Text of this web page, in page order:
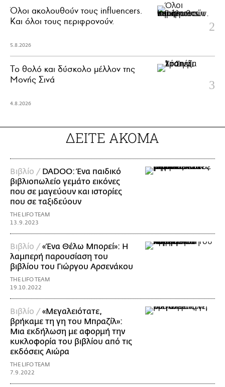
Όλοι ακολουθούν τους influencers.
Και όλοι τους περιφρονούν.
5.8.2026
Το θολό και δύσκολο μέλλον της
Μονής Σινά
4.8.2026
ΔΕΙΤΕ ΑΚΟΜΑ
Βιβλίο / DADOO: Ένα παιδικό
βιβλιοπωλείο γεμάτο εικόνες
που σε μαγεύουν και ιστορίες
που σε ταξιδεύουν
THE LIFO TEAM
13.9.2023
Βιβλίο /«Ένα Θέλω Μπορεί»: Η
λαμπερή παρουσίαση του
βιβλίου του Γιώργου Αρσενάκου
THE LIFO TEAM
19.10.2022
Βιβλίο /«Μεγαλειότατε,
βρήκαμε τη γη του Μπραζίλ»:
Μια εκδήλωση με αφορμή την
κυκλοφορία του βιβλίου από τις
εκδόσεις Αιώρα
THE LIFO TEAM
7.9.2022